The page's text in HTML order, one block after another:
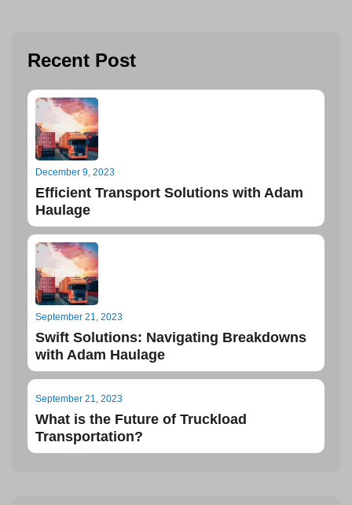
Recent Post
December 9, 2023
Efficient Transport Solutions with Adam
Haulage
September 21, 2023
Swift Solutions: Navigating Breakdowns
with Adam Haulage
September 21, 2023
What is the Future of Truckload
Transportation?